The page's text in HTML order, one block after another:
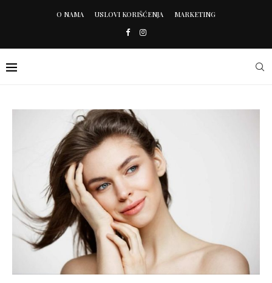
O NAMA USLOVI KORIŠĆENJA MARKETING